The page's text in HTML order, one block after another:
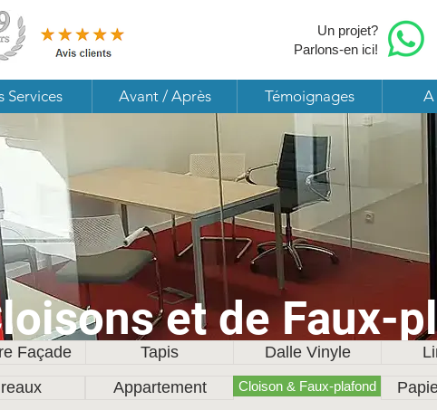
Un projet?
Parlons-en ici!
Services Avant / Après Témoignages A
et de Faux-
Façade Tapis Dalle Vinyle
Appartement Cloison & Faux-plafond